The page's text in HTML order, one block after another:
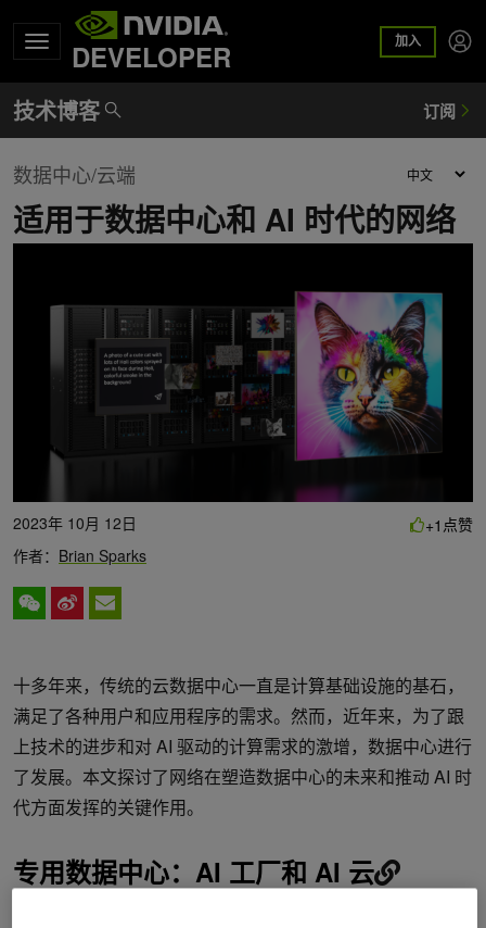
DEVELOPER 加入
数据中心/云端
适用于数据中心和 AI 时代的网络
2023年 10月 12日
作者： Brian Sparks
+1 点赞
十多年来，传统的云数据中心一直是计算基础设施的基石，
满足了各种用户和应用程序的需求。然而，近年来，为了跟
上技术的进步和对 AI 驱动的计算需求的激增，数据中心进行
了发展。本文探讨了网络在塑造数据中心的未来和推动 AI 时
代方面发挥的关键作用。
专用数据中心：AI 工厂和 AI 云